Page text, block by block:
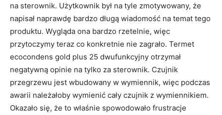
na sterownik. Użytkownik był na tyle zmotywowany, że
napisał naprawdę bardzo długą wiadomość na temat tego
produktu. Wygląda ona bardzo rzetelnie, więc
przytoczymy teraz co konkretnie nie zagrało. Termet
ecocondens gold plus 25 dwufunkcyjny otrzymał
negatywną opinie na tylko za sterownik. Czujnik
przegrzewu jest wbudowany w wymiennik, więc podczas
awarii należałoby wymienić cały czujnik z wymiennikiem.
Okazało się, że to właśnie spowodowało frustracje